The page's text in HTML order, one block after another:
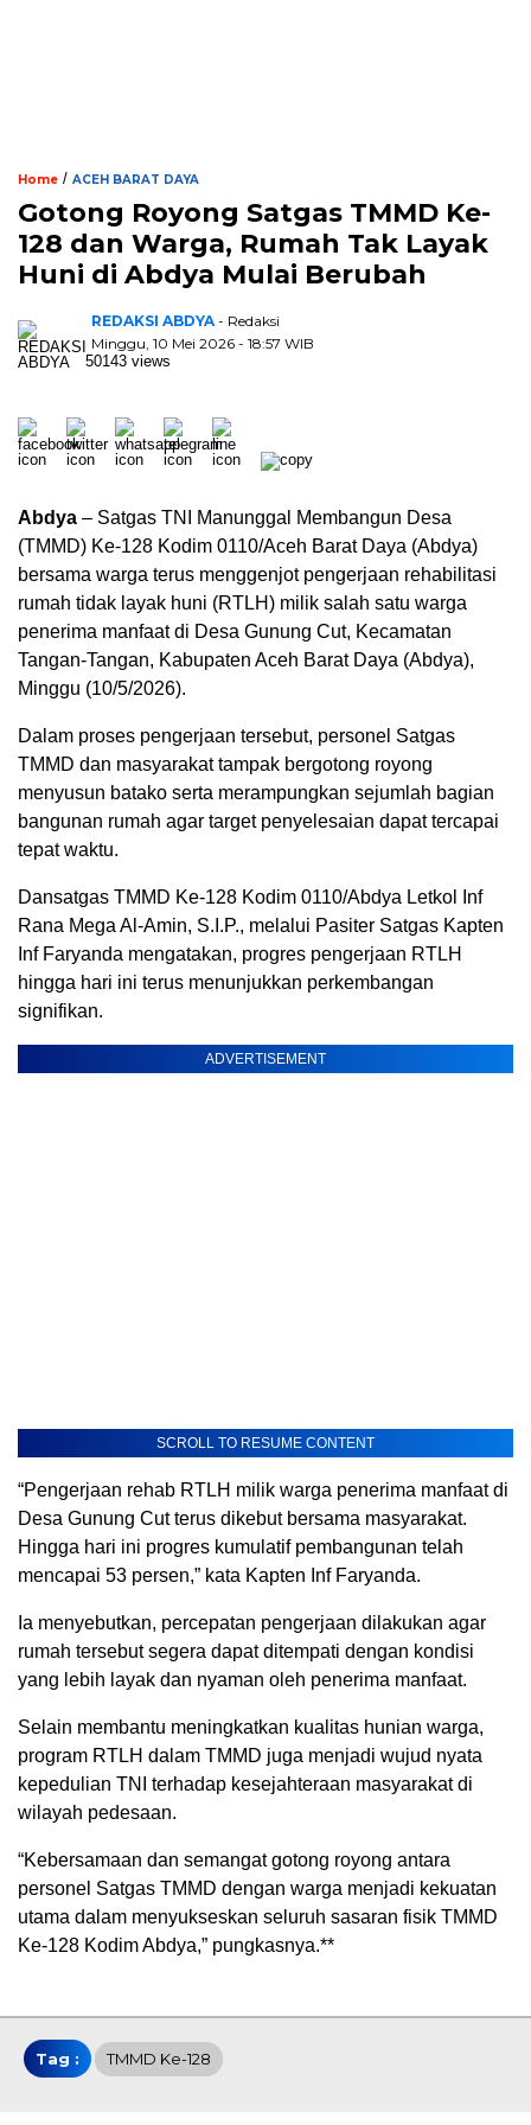
Home / ACEH BARAT DAYA
Gotong Royong Satgas TMMD Ke-
128 dan Warga, Rumah Tak Layak
Huni di Abdya Mulai Berubah
REDAKSI ABDYA - Redaksi
Minggu, 10 Mei 2026 - 18:57 WIB
50143 views
Abdya – Satgas TNI Manunggal Membangun Desa
(TMMD) Ke-128 Kodim 0110/Aceh Barat Daya (Abdya)
bersama warga terus menggenjot pengerjaan rehabilitasi
rumah tidak layak huni (RTLH) milik salah satu warga
penerima manfaat di Desa Gunung Cut, Kecamatan
Tangan-Tangan, Kabupaten Aceh Barat Daya (Abdya),
Minggu (10/5/2026).
Dalam proses pengerjaan tersebut, personel Satgas
TMMD dan masyarakat tampak bergotong royong
menyusun batako serta merampungkan sejumlah bagian
bangunan rumah agar target penyelesaian dapat tercapai
tepat waktu.
Dansatgas TMMD Ke-128 Kodim 0110/Abdya Letkol Inf
Rana Mega Al-Amin, S.I.P., melalui Pasiter Satgas Kapten
Inf Faryanda mengatakan, progres pengerjaan RTLH
hingga hari ini terus menunjukkan perkembangan
signifikan.
ADVERTISEMENT
SCROLL TO RESUME CONTENT
“Pengerjaan rehab RTLH milik warga penerima manfaat di
Desa Gunung Cut terus dikebut bersama masyarakat.
Hingga hari ini progres kumulatif pembangunan telah
mencapai 53 persen,” kata Kapten Inf Faryanda.
Ia menyebutkan, percepatan pengerjaan dilakukan agar
rumah tersebut segera dapat ditempati dengan kondisi
yang lebih layak dan nyaman oleh penerima manfaat.
Selain membantu meningkatkan kualitas hunian warga,
program RTLH dalam TMMD juga menjadi wujud nyata
kepedulian TNI terhadap kesejahteraan masyarakat di
wilayah pedesaan.
“Kebersamaan dan semangat gotong royong antara
personel Satgas TMMD dengan warga menjadi kekuatan
utama dalam menyukseskan seluruh sasaran fisik TMMD
Ke-128 Kodim Abdya,” pungkasnya.**
Tag : TMMD Ke-128